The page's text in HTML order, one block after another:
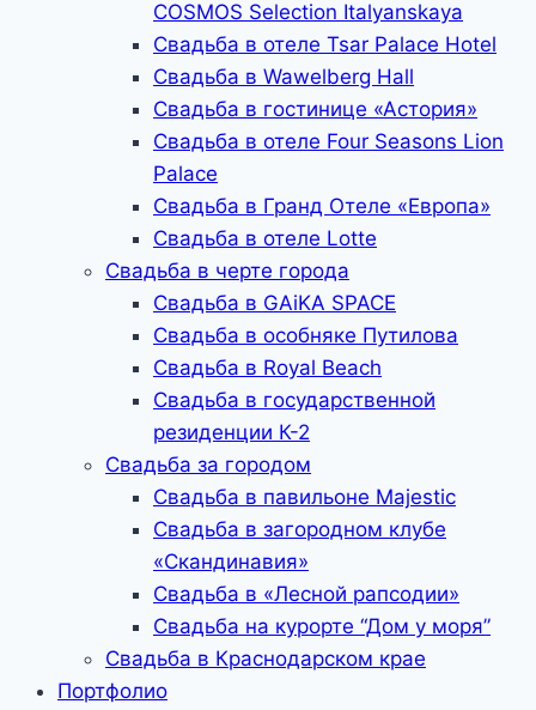
COSMOS Selection Italyanskaya
Свадьба в отеле Tsar Palace Hotel
Свадьба в Wawelberg Hall
Свадьба в гостинице «Астория»
Свадьба в отеле Four Seasons Lion
Palace
Свадьба в Гранд Отеле «Европа»
Свадьба в отеле Lotte
Свадьба в черте города
Свадьба в GAiKA SPACE
Свадьба в особняке Путилова
Свадьба в Royal Beach
Свадьба в государственной
резиденции К-2
Свадьба за городом
Свадьба в павильоне Majestic
Свадьба в загородном клубе
«Скандинавия»
Свадьба в «Лесной рапсодии»
Свадьба на курорте “Дом у моря”
Свадьба в Краснодарском крае
Портфолио